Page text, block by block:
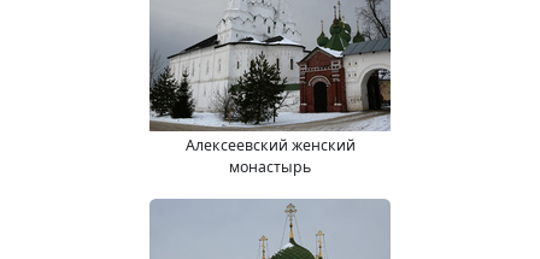
Алексеевский женский
монастырь